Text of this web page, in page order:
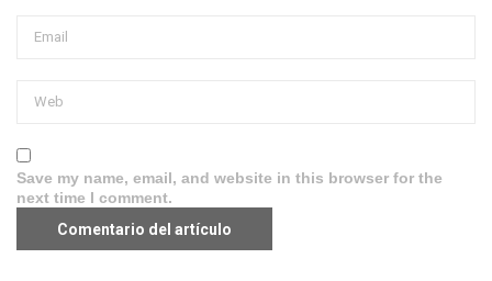
Save my name, email, and website in this browser for the
next time I comment.